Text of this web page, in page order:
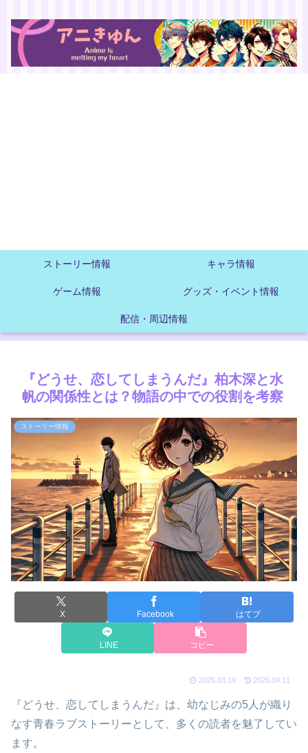
ストーリー情報 キャラ情報
ゲーム情報 グッズ・イベント情報
配信・周辺情報
『どうせ、恋してしまうんだ』柏木深と水
帆の関係性とは？物語の中での役割を考察
ストーリー情報
X Facebook はてブ
LINE コピー
2025.03.19 2025.04.11
『どうせ、恋してしまうんだ』は、幼なじみの5人が織り
なす青春ラブストーリーとして、多くの読者を魅了してい
ます。